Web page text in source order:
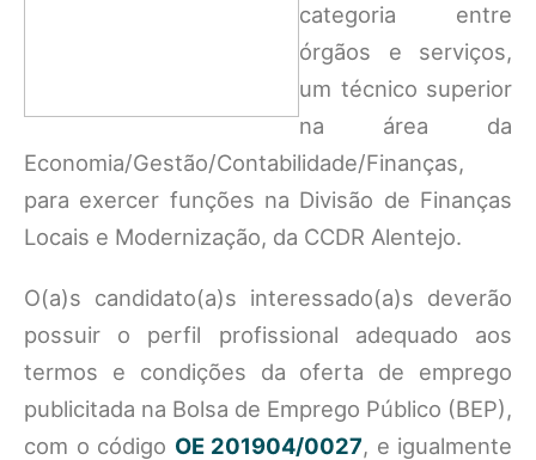
categoria entre
órgãos e serviços,
um técnico superior
na área da
Economia/Gestão/Contabilidade/Finanças,
para exercer funções na Divisão de Finanças
Locais e Modernização, da CCDR Alentejo.
O(a)s candidato(a)s interessado(a)s deverão
possuir o perfil profissional adequado aos
termos e condições da oferta de emprego
publicitada na Bolsa de Emprego Público (BEP),
com o código OE 201904/0027, e igualmente